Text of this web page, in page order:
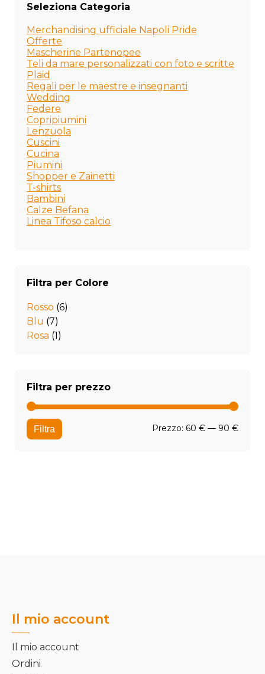
Seleziona Categoria
Merchandising ufficiale Napoli Pride
Offerte
Mascherine Partenopee
Teli da mare personalizzati con foto e scritte
Plaid
Regali per le maestre e insegnanti
Wedding
Federe
Copripiumini
Lenzuola
Cuscini
Cucina
Piumini
Shopper e Zainetti
T-shirts
Bambini
Calze Befana
Linea Tifoso calcio
Filtra per Colore
Rosso (6)
Blu (7)
Rosa (1)
Filtra per prezzo
Filtra Prezzo: 60 € — 90 €
Il mio account
Il mio account
Ordini